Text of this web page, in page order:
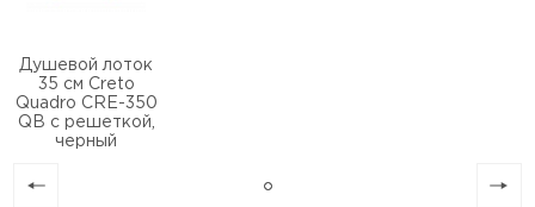
Душевой лоток
35 см Creto
Quadro CRE-350
QB с решеткой,
черный